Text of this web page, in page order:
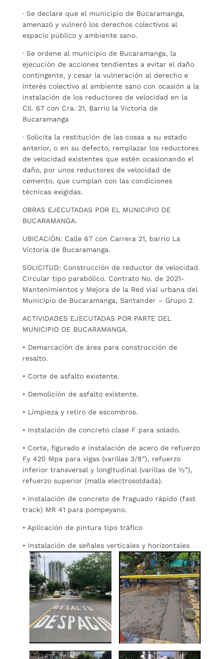
· Se declare que el municipio de Bucaramanga,
amenazó y vulneró los derechos colectivos al
espacio público y ambiente sano.
· Se ordene al municipio de Bucaramanga, la
ejecución de acciones tendientes a evitar el daño
contingente, y cesar la vulneración al derecho e
interés colectivo al ambiente sano con ocasión a la
instalación de los reductores de velocidad en la
Cll. 67 con Cra. 21, Barrio la Victoria de
Bucaramanga
· Solicita la restitución de las cosas a su estado
anterior, o en su defecto, remplazar los reductores
de velocidad existentes que estén ocasionando el
daño, por unos reductores de velocidad de
cemento, que cumplan con las condiciones
técnicas exigidas.
OBRAS EJECUTADAS POR EL MUNICIPIO DE
BUCARAMANGA.
UBICACIÓN: Calle 67 con Carrera 21, barrio La
Victoria de Bucaramanga.
SOLICITUD: Construcción de reductor de velocidad.
Circular tipo parabólico. Contrato No. de 2021-
Mantenimientos y Mejora de la Red vial urbana del
Municipio de Bucaramanga, Santander – Grupo 2.
ACTIVIDADES EJECUTADAS POR PARTE DEL
MUNICIPIO DE BUCARAMANGA.
• Demarcación de área para construcción de
resalto.
• Corte de asfalto existente.
• Demolición de asfalto existente.
• Limpieza y retiro de escombros.
• Instalación de concreto clase F para solado.
• Corte, figurado e instalación de acero de refuerzo
Fy 420 Mpa para vigas (varillas 3/8”), refuerzo
inferior transversal y longitudinal (varillas de ½”),
refuerzo superior (malla electrosoldada).
• Instalación de concreto de fraguado rápido (fast
track) MR 41 para pompeyano.
• Aplicación de pintura tipo tráfico
• Instalación de señales verticales y horizontales